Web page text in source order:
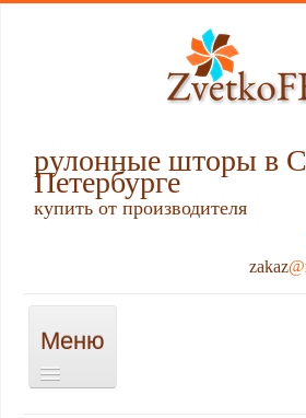
рулонные шторы в
Петербурге
купить от производителя
zakaz@
Меню